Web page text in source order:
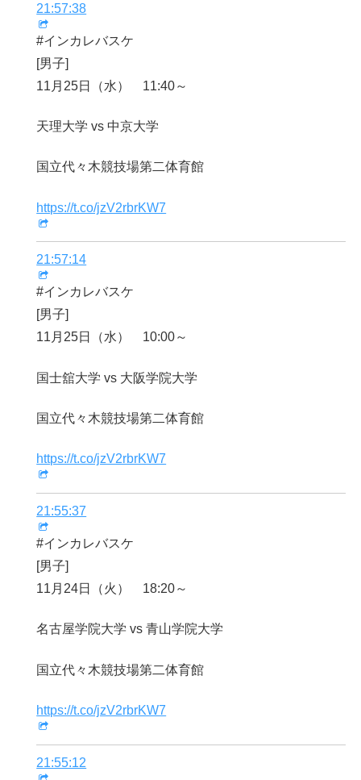
21:57:38
#インカレバスケ
[男子]
11月25日（水） 11:40～
天理大学 vs 中京大学
国立代々木競技場第二体育館
https://t.co/jzV2rbrKW7
21:57:14
#インカレバスケ
[男子]
11月25日（水） 10:00～
国士舘大学 vs 大阪学院大学
国立代々木競技場第二体育館
https://t.co/jzV2rbrKW7
21:55:37
#インカレバスケ
[男子]
11月24日（火） 18:20～
名古屋学院大学 vs 青山学院大学
国立代々木競技場第二体育館
https://t.co/jzV2rbrKW7
21:55:12